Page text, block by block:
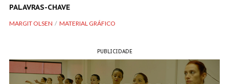
PALAVRAS-CHAVE
MARGIT OLSEN MATERIAL GRÁFICO
PUBLICIDADE